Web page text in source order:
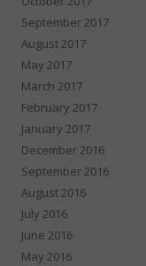
September 2017
August 2017
May 2017
March 2017
February 2017
January 2017
December 2016
September 2016
August 2016
July 2016
June 2016
May 2016